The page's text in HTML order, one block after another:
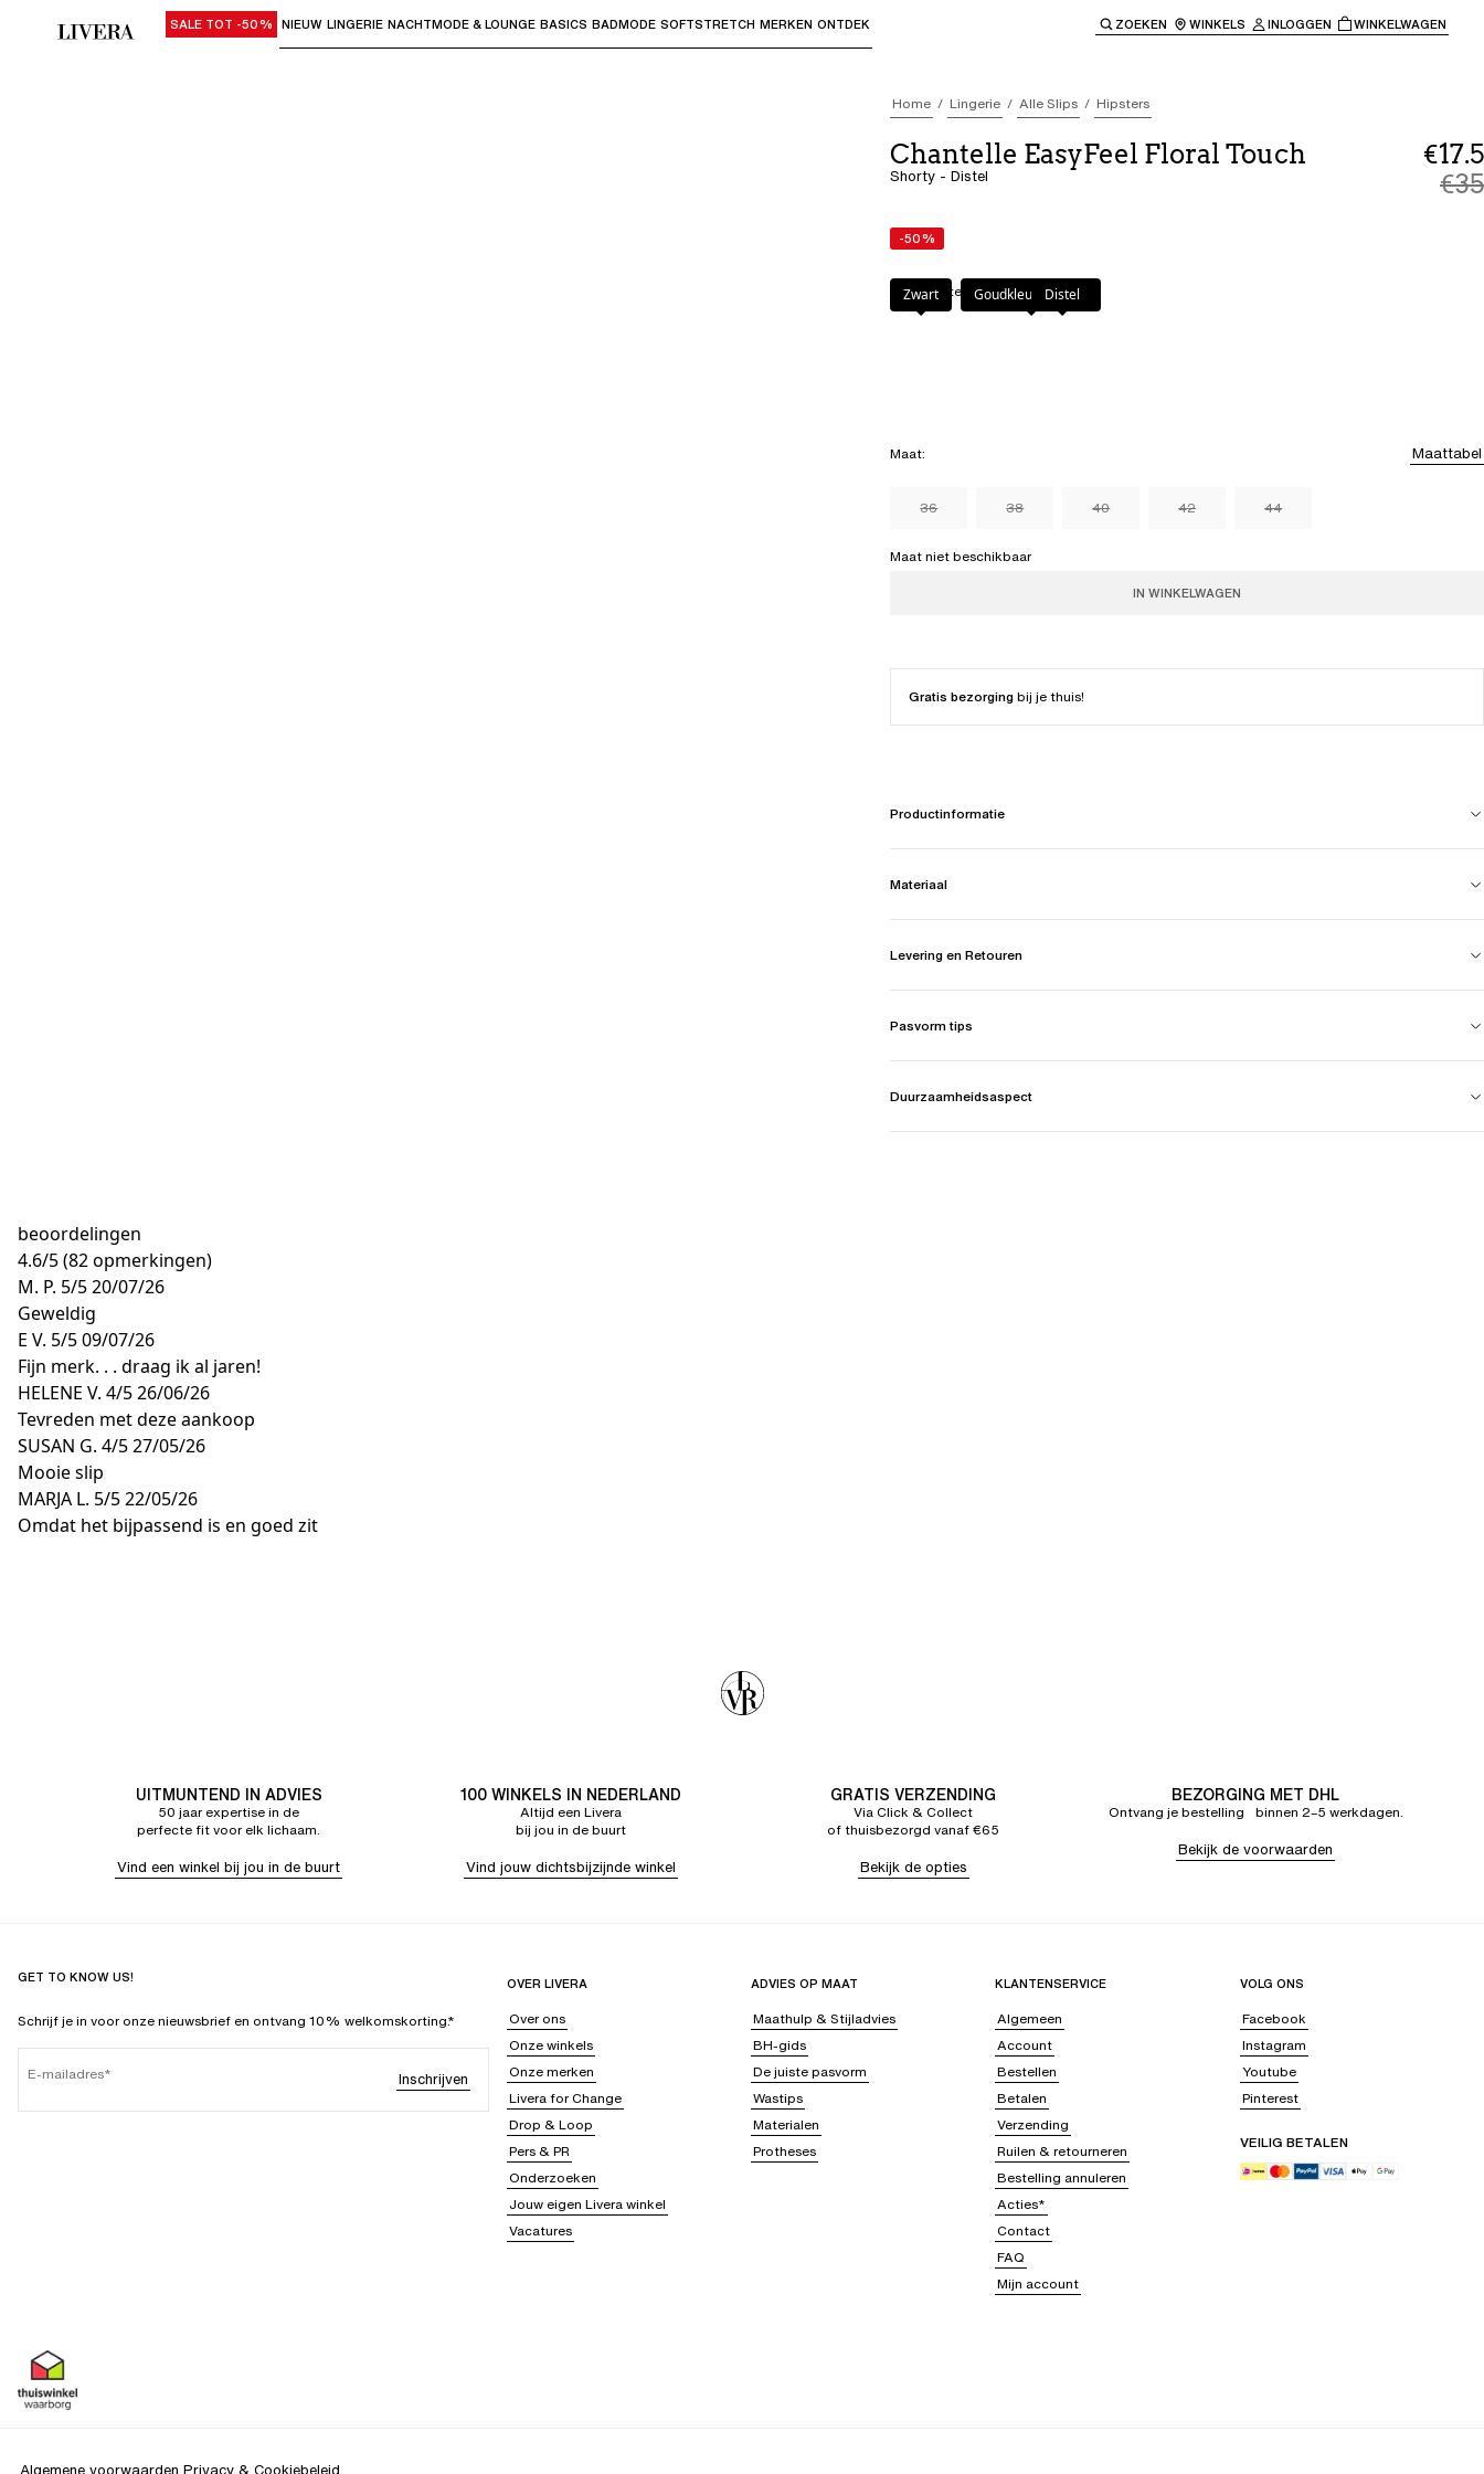
Gebruik "Pijl omlaag" of "Enter" om submenu's te openen en "Pijl omhoog" of "Escape" om terug te keren naar de hoofdnavigatie.
SALE TOT -50% NIEUW LINGERIE NACHTMODE & LOUNGE BASICS BADMODE SOFTSTRETCH MERKEN ONTDEK ZOEKEN WINKELS INLOGGEN WINKELWAGEN
Home Lingerie Alle Slips Hipsters
Chantelle EasyFeel Floral Touch
Shorty - Distel
€17.5
€35
-50%
Kleur: Distel
Zwart Goudkleurig Beige
Distel
Maat: Maattabel
36 38 40 42 44
Maat niet beschikbaar
IN WINKELWAGEN
Gratis bezorgingbij je thuis!
Productinformatie
Materiaal
Levering en Retouren
Pasvorm tips
Duurzaamheidsaspect
beoordelingen
4.6/5(82 opmerkingen)
M. P. 5/520/07/26
Geweldig
E V. 5/509/07/26
Fijn merk. . . draag ik al jaren!
HELENE V. 4/526/06/26
Tevreden met deze aankoop
SUSAN G. 4/527/05/26
Mooie slip
MARJA L. 5/522/05/26
Omdat het bijpassend is en goed zit
UITMUNTEND IN ADVIES
50 jaar expertise in de
perfecte fit voor elk lichaam.
Vind een winkel bij jou in de buurt
100 WINKELS IN NEDERLAND
Altijd een Livera
bij jou in de buurt
Vind jouw dichtsbijzijnde winkel
GRATIS VERZENDING
Via Click & Collect
of thuisbezorgd vanaf €65
Bekijk de opties
BEZORGING MET DHL
Ontvang je bestelling binnen 2–5 werkdagen.
Bekijk de voorwaarden
GET TO KNOW US!
Schrijf je in voor onze nieuwsbrief en ontvang 10% welkomskorting.*
E-mailadres Inschrijven
OVER LIVERA
Over ons
Onze winkels
Onze merken
Livera for Change
Drop & Loop
Pers & PR
Onderzoeken
Jouw eigen Livera winkel
Vacatures
ADVIES OP MAAT
Maathulp & Stijladvies
BH-gids
De juiste pasvorm
Wastips
Materialen
Protheses
KLANTENSERVICE
Algemeen
Account
Bestellen
Betalen
Verzending
Ruilen & retourneren
Bestelling annuleren
Acties*
Contact
FAQ
Mijn account
VOLG ONS
Facebook
Instagram
Youtube
Pinterest
VEILIG BETALEN